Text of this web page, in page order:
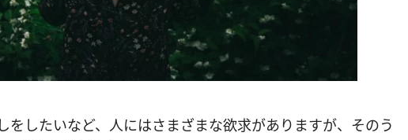
をしたいなど、人にはさまざまな欲求がありますが、そのう